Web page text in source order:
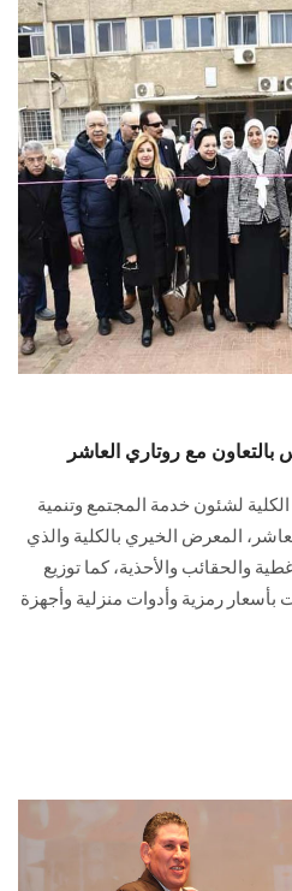
مع روتاري العاشر
لشئون خدمة المجتمع وتنمية
المعرض الخيري بالكلية والذي
والحقائب والأحذية، كما توزيع
بأسعار رمزية وأدوات منزلية وأجهزة